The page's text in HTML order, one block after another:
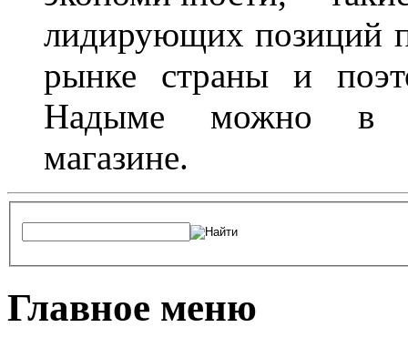
лидирующих позиций
рынке страны и
Надыме можно в
магазине.
Главное меню